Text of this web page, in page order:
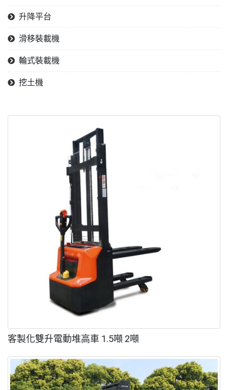
升降平台
滑移裝載機
輪式裝載機
挖土機
客製化雙升電動堆高車 1.5噸 2噸